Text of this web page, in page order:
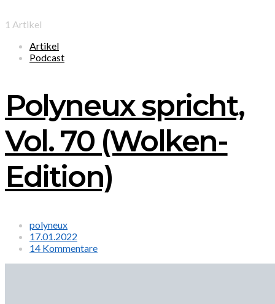
1 Artikel
Artikel
Podcast
Polyneux spricht,
Vol. 70 (Wolken-
Edition)
polyneux
17.01.2022
14 Kommentare